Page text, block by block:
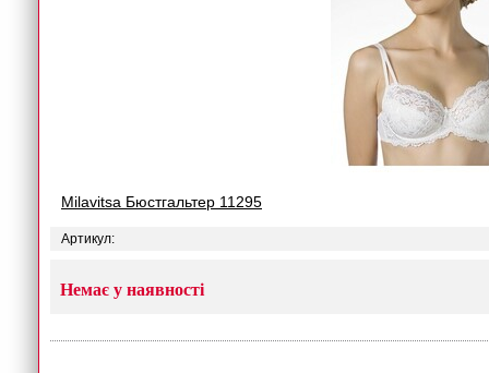
Milavitsa Бюстгальтер 11295
Артикул:
Немає у наявності